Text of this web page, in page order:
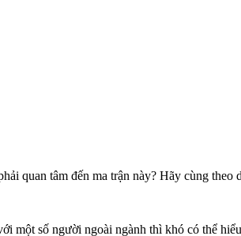
quan tâm đến ma trận này? Hãy cùng
một số người ngoài ngành thì khó có thể